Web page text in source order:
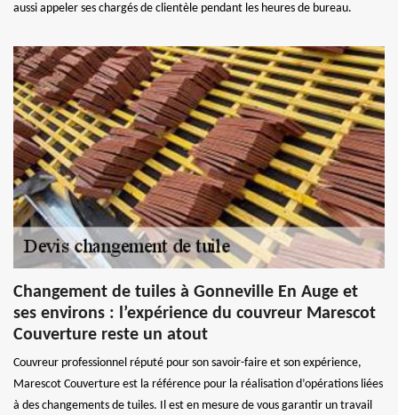
aussi appeler ses chargés de clientèle pendant les heures de bureau.
Changement de tuiles à Gonneville En Auge et
ses environs : l’expérience du couvreur Marescot
Couverture reste un atout
Couvreur professionnel réputé pour son savoir-faire et son expérience,
Marescot Couverture est la référence pour la réalisation d’opérations liées
à des changements de tuiles. Il est en mesure de vous garantir un travail